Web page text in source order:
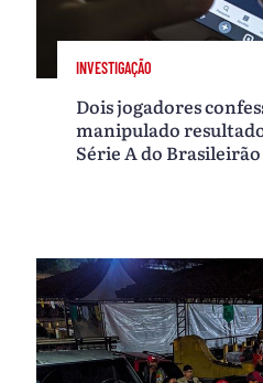
INVESTIGAÇÃO
Dois jogadores
manipulado
Série A do Brasileirão